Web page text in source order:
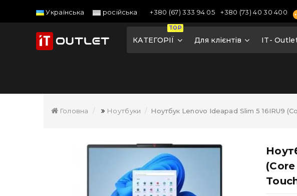
Українська російська +380 (67) 333 94 05 +380 (73) 40 30 400
TOP
КАТЕГОРІЇ Для клієнтів IT-
Головна Ноутбуки Ноутбук Lenovo Ideapad Slim 5 16IRU9